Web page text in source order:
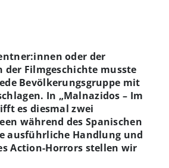
oder der
der Filmgeschichte musste
Bevölkerungsgruppe mit
In „Malnazidos – Im
es diesmal zwei
während des Spanischen
ausführliche Handlung und
Action-Horrors stellen wir